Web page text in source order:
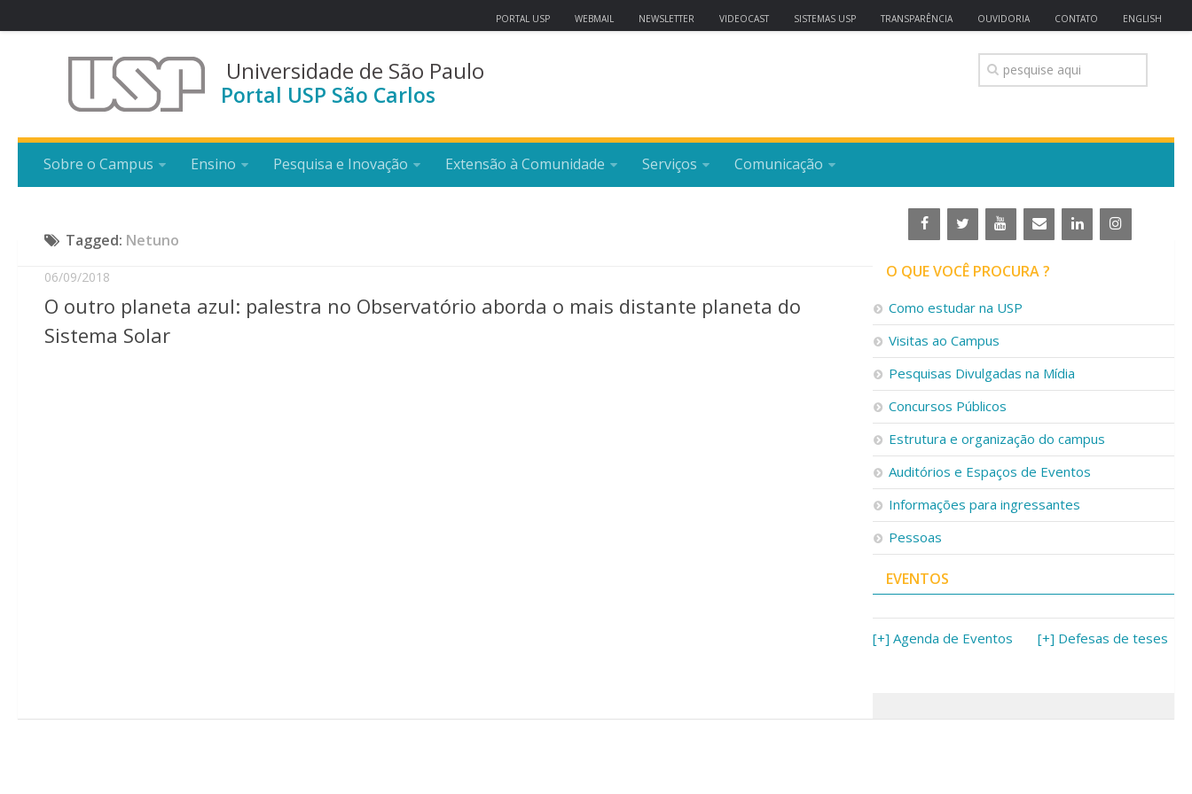
PORTAL USP WEBMAIL NEWSLETTER VIDEOCAST SISTEMAS USP TRANSPARÊNCIA OUVIDORIA CONTATO ENGLISH
Universidade de São Paulo
Portal USP São Carlos
Sobre o Campus Ensino Pesquisa e Inovação Extensão à Comunidade Serviços Comunicação
Tagged: Netuno
06/09/2018
O outro planeta azul: palestra no Observatório aborda o mais distante planeta do
Sistema Solar
O QUE VOCÊ PROCURA ?
Como estudar na USP
Visitas ao Campus
Pesquisas Divulgadas na Mídia
Concursos Públicos
Estrutura e organização do campus
Auditórios e Espaços de Eventos
Informações para ingressantes
Pessoas
EVENTOS
[+] Agenda de Eventos [+] Defesas de teses